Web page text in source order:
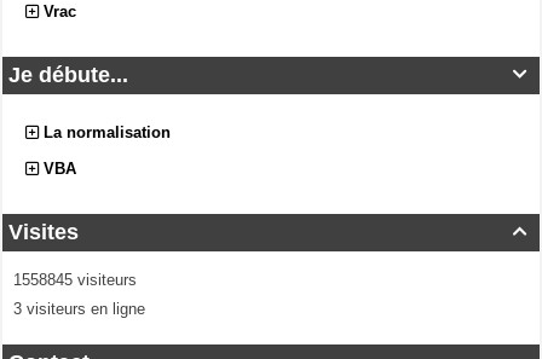
Vrac

Je débute...
La normalisation
VBA

Visites
1558845 visiteurs
3 visiteurs en ligne